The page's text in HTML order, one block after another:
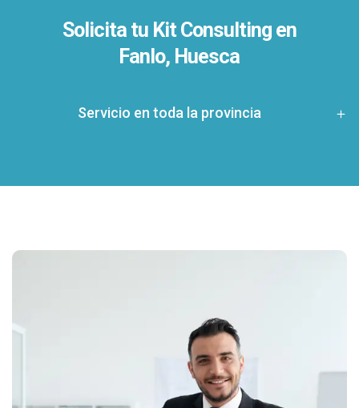
Solicita tu Kit Consulting en
Fanlo, Huesca
Servicio en toda la provincia